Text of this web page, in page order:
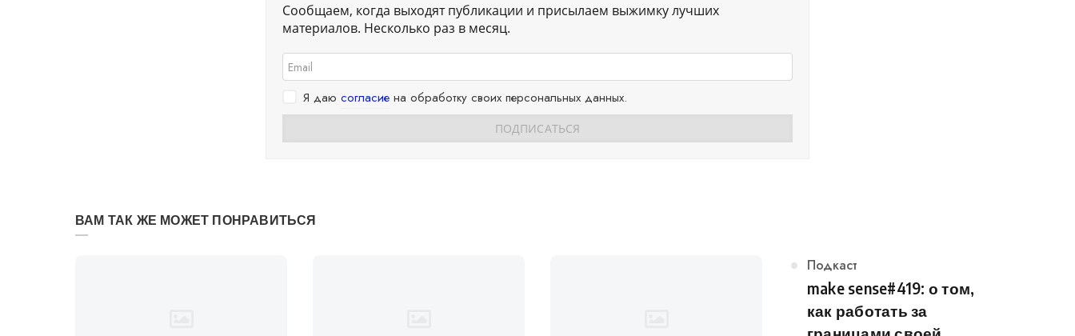
Сообщаем, когда выходят публикации и присылаем выжимку лучших
материалов. Несколько раз в месяц.
Я даю согласие на обработку своих персональных данных.
ВАМ ТАК ЖЕ МОЖЕТ ПОНРАВИТЬСЯ
Категория
Подкаст
make sense#419: о том,
как работать за